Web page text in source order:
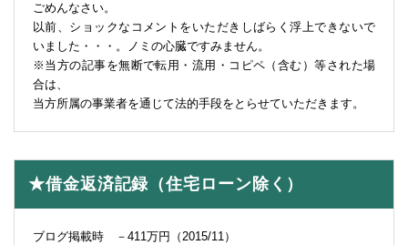
ごめんなさい。
以前、ショックなコメントをいただきしばらく浮上できないで
いました・・・。ノミの心臓ですみません。
※当方の記事を無断で転用・流用・コピペ（含む）等された場
合は、
当方所属の事業者を通じて法的手段をとらせていただきます。
★借金返済記録（住宅ローン除く）
ブログ掲載時 －411万円（2015/11）